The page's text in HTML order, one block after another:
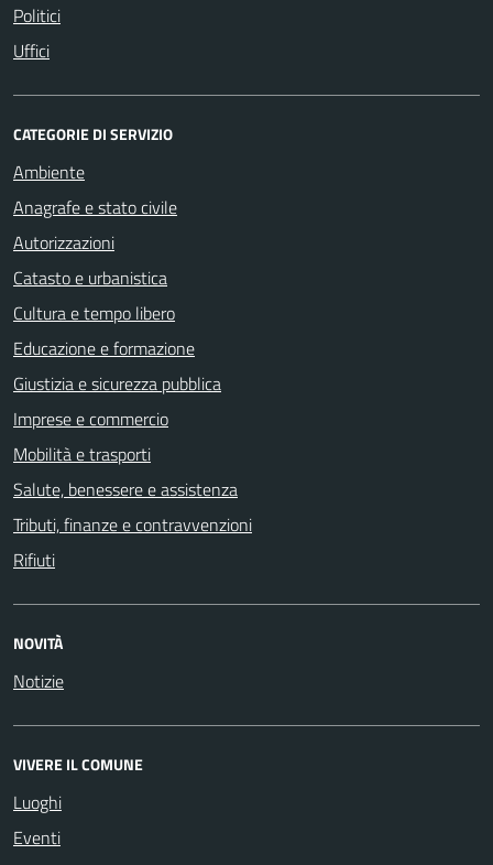
Politici
Uffici
CATEGORIE DI SERVIZIO
Ambiente
Anagrafe e stato civile
Autorizzazioni
Catasto e urbanistica
Cultura e tempo libero
Educazione e formazione
Giustizia e sicurezza pubblica
Imprese e commercio
Mobilità e trasporti
Salute, benessere e assistenza
Tributi, finanze e contravvenzioni
Rifiuti
NOVITÀ
Notizie
VIVERE IL COMUNE
Luoghi
Eventi